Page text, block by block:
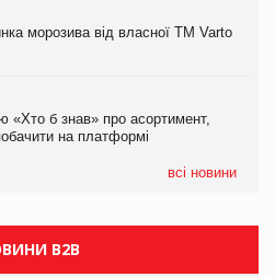
морозива від власної ТМ Varto
«Хто б знав» про асортимент,
на платформі
всі новини
морозива від власної ТМ Varto
«Хто б знав» про асортимент,
на платформі
9%
B2B